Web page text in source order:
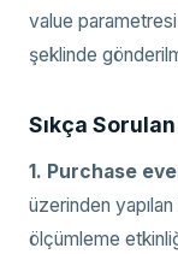
value
şeklinde
Sıkça
1. Purchase
üzerinden yapılan
ölçümleme